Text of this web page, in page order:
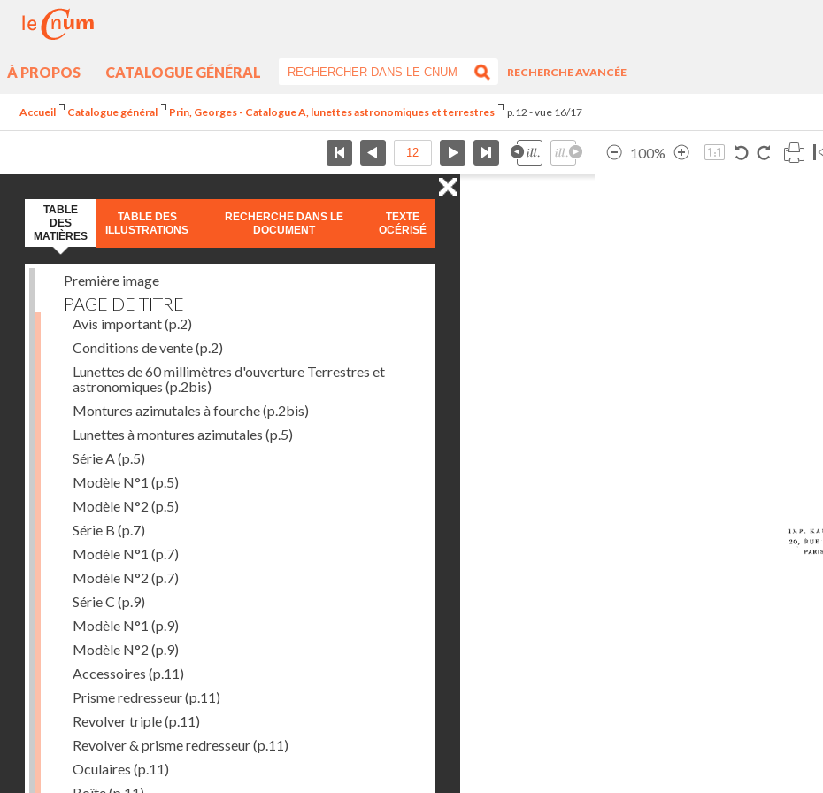
À PROPOS CATALOGUE GÉNÉRAL
RECHERCHE AVANCÉE
Accueil Catalogue général Prin, Georges - Catalogue A, lunettes astronomiques et terrestres p.12 - vue 16/17
100%
TABLE
DES
MATIÈRES
TABLE DES
ILLUSTRATIONS
RECHERCHE DANS LE
DOCUMENT
TEXTE
OCÉRISÉ
Première image
PAGE DE TITRE
Avis important(p.2)
Conditions de vente(p.2)
Lunettes de 60 millimètres d'ouverture Terrestres et
astronomiques (p.2bis)
Montures azimutales à fourche(p.2bis)
Lunettes à montures azimutales (p.5)
Série A(p.5)
Modèle N°1 (p.5)
Modèle N°2 (p.5)
Série B (p.7)
Modèle N°1 (p.7)
Modèle N°2 (p.7)
Série C (p.9)
Modèle N°1 (p.9)
Modèle N°2 (p.9)
Accessoires (p.11)
Prisme redresseur(p.11)
Revolver triple(p.11)
Revolver & prisme redresseur(p.11)
Oculaires (p.11)